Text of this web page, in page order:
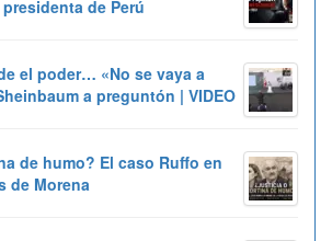
de Perú
el poder… «No se vaya a
a preguntón | VIDEO
de humo? El caso Ruffo en
de Morena